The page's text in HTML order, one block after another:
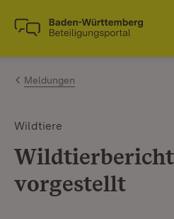
Zum Inhalt springen
Link zur Startseite
Meldungen
Wildtiere
vorgestellt